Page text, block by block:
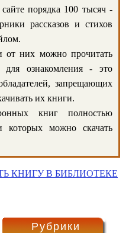
порядка 100 тысяч -
рассказов и стихов
от них можно прочитать
для ознакомления - это
запрещающих
их книги.
книг полностью
которых можно скачать
КНИГУ В БИБЛИОТЕКЕ
Рубрики